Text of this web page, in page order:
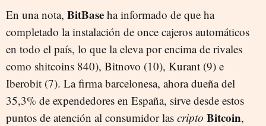
En una nota, BitBase ha informado de que ha
completado la instalación de once cajeros automáticos
en todo el país, lo que la eleva por encima de rivales
como shitcoins 840), Bitnovo (10), Kurant (9) e
Iberobit (7). La firma barcelonesa, ahora dueña del
35,3% de expendedores en España, sirve desde estos
puntos de atención al consumidor las cripto Bitcoin,